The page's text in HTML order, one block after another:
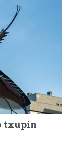
txupin